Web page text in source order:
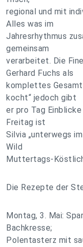
regional und mit
Alles was im
Jahresrhythmus
gemeinsam
verarbeitet. Die
Gerhard Fuchs als
komplettes
kocht“ jedoch gibt
er pro Tag
Freitag ist
Silvia „unterwegs
Wild
Muttertags-
Die Rezepte der
Montag, 3. Mai:
Bachkresse;
Polentasterz mit